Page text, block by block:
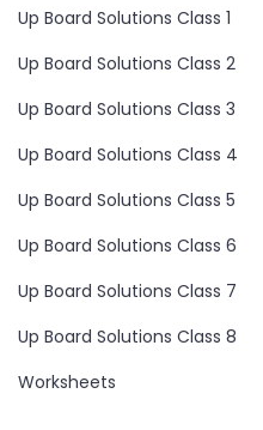
Up Board Solutions Class 1
Up Board Solutions Class 2
Up Board Solutions Class 3
Up Board Solutions Class 4
Up Board Solutions Class 5
Up Board Solutions Class 6
Up Board Solutions Class 7
Up Board Solutions Class 8
Worksheets